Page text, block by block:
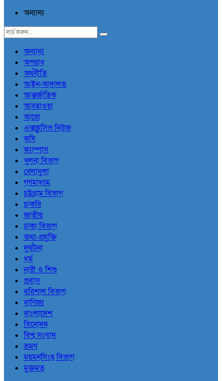
অন্যান্য
অন্যান্য
অপরাধ
অর্থনীতি
আইন-আদালত
আন্তর্জাতিক
আবহাওয়া
আরো
এক্সক্লুসিভ নিউজ
কৃষি
ক্যাম্পাস
খুলনা বিভাগ
খেলাধুলা
গণমাধ্যম
চট্টগ্রাম বিভাগ
চাকরি
জাতীয়
ঢাকা বিভাগ
তথ্য-প্রযুক্তি
দুর্ঘটনা
ধর্ম
নারী ও শিশু
প্রবাস
বরিশাল বিভাগ
বাণিজ্য
বাংলাদেশ
বিনোদন
বিশ্ব সংবাদ
ভ্রমণ
ময়মনসিংহ বিভাগ
মুক্তমত